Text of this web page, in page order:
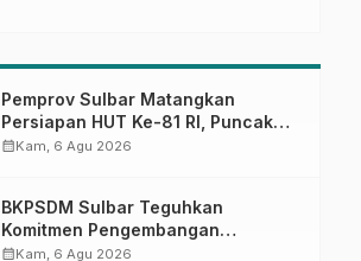
Pemprov Sulbar Matangkan
Persiapan HUT Ke-81 RI, Puncak
Upacara di Lapangan Ahmad
calendar_monthKam, 6 Agu 2026
BKPSDM Sulbar Teguhkan
Komitmen Pengembangan
Kompetensi ASN melalui
calendar_monthKam, 6 Agu 2026